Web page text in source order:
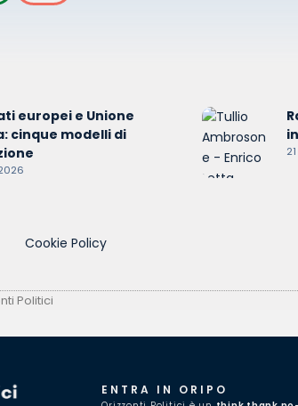
europei e Unione
cinque modelli di
Cookie Policy
Politici
ENTRA IN ORIPO